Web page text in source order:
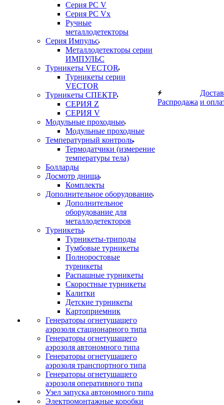
Серия PC V
Серия PC Vx
Ручные
металлодетекторы
Серия Импульс
Металлодетекторы серии
ИМПУЛЬС
Турникеты VECTOR
Турникеты серии
VECTOR
Турникеты СПЕКТР
СЕРИЯ Z
СЕРИЯ V
Модульные проходные
Модульные проходные
Температурный контроль
Термодатчики (измерение
температуры тела)
Болларды
Досмотр днища
Комплекты
Дополнительное оборудование
Дополнительное
оборудование для
металлодетекторов
Турникеты
Турникеты-триподы
Тумбовые турникеты
Полноростовые
турникеты
Распашные турникеты
Скоростные турникеты
Калитки
Детские турникеты
Картоприемник
Генераторы огнетушащего
аэрозоля стационарного типа
Генераторы огнетушащего
аэрозоля автономного типа
Генераторы огнетушащего
аэрозоля транспортного типа
Генераторы огнетушащего
аэрозоля оперативного типа
Узел запуска автономного типа
Электромонтажные коробки
Распродажа и